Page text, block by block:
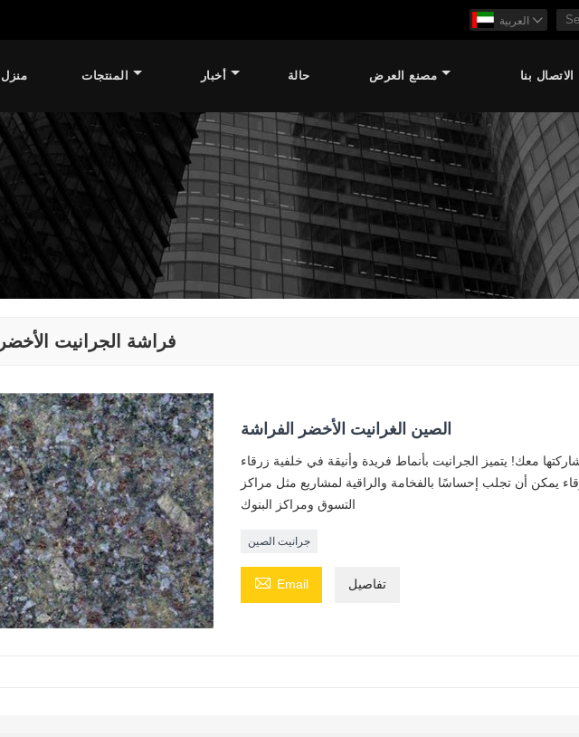
العربية 
منزل المنتجات أخبار حالة مصنع العرض الاتصال بنا
فراشة الجرانيت الأخضر
الصين الغرانيت الأخضر الفراشة
معك! يتميز الجرانيت بأنماط فريدة وأنيقة في خلفية زرقاء
يمكن أن تجلب إحساسًا بالفخامة والراقية لمشاريع مثل مراكز
التسوق ومراكز البنوك
جرانيت الصين
 Email تفاصيل